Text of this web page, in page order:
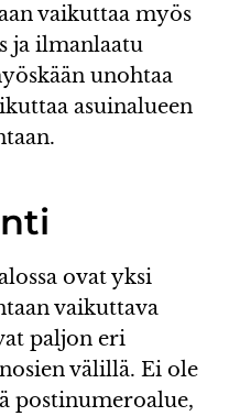
vaikuttaa myös
ja ilmanlaatu
unohtaa
asuinalueen
ovat yksi
vaikuttava
paljon eri
välillä. Ei ole
postinumeroalue,